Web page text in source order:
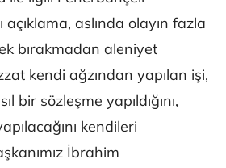
açıklama, aslında olayın fazla
bırakmadan aleniyet
kendi ağzından yapılan işi,
bir sözleşme yapıldığını,
kendileri
İbrahim